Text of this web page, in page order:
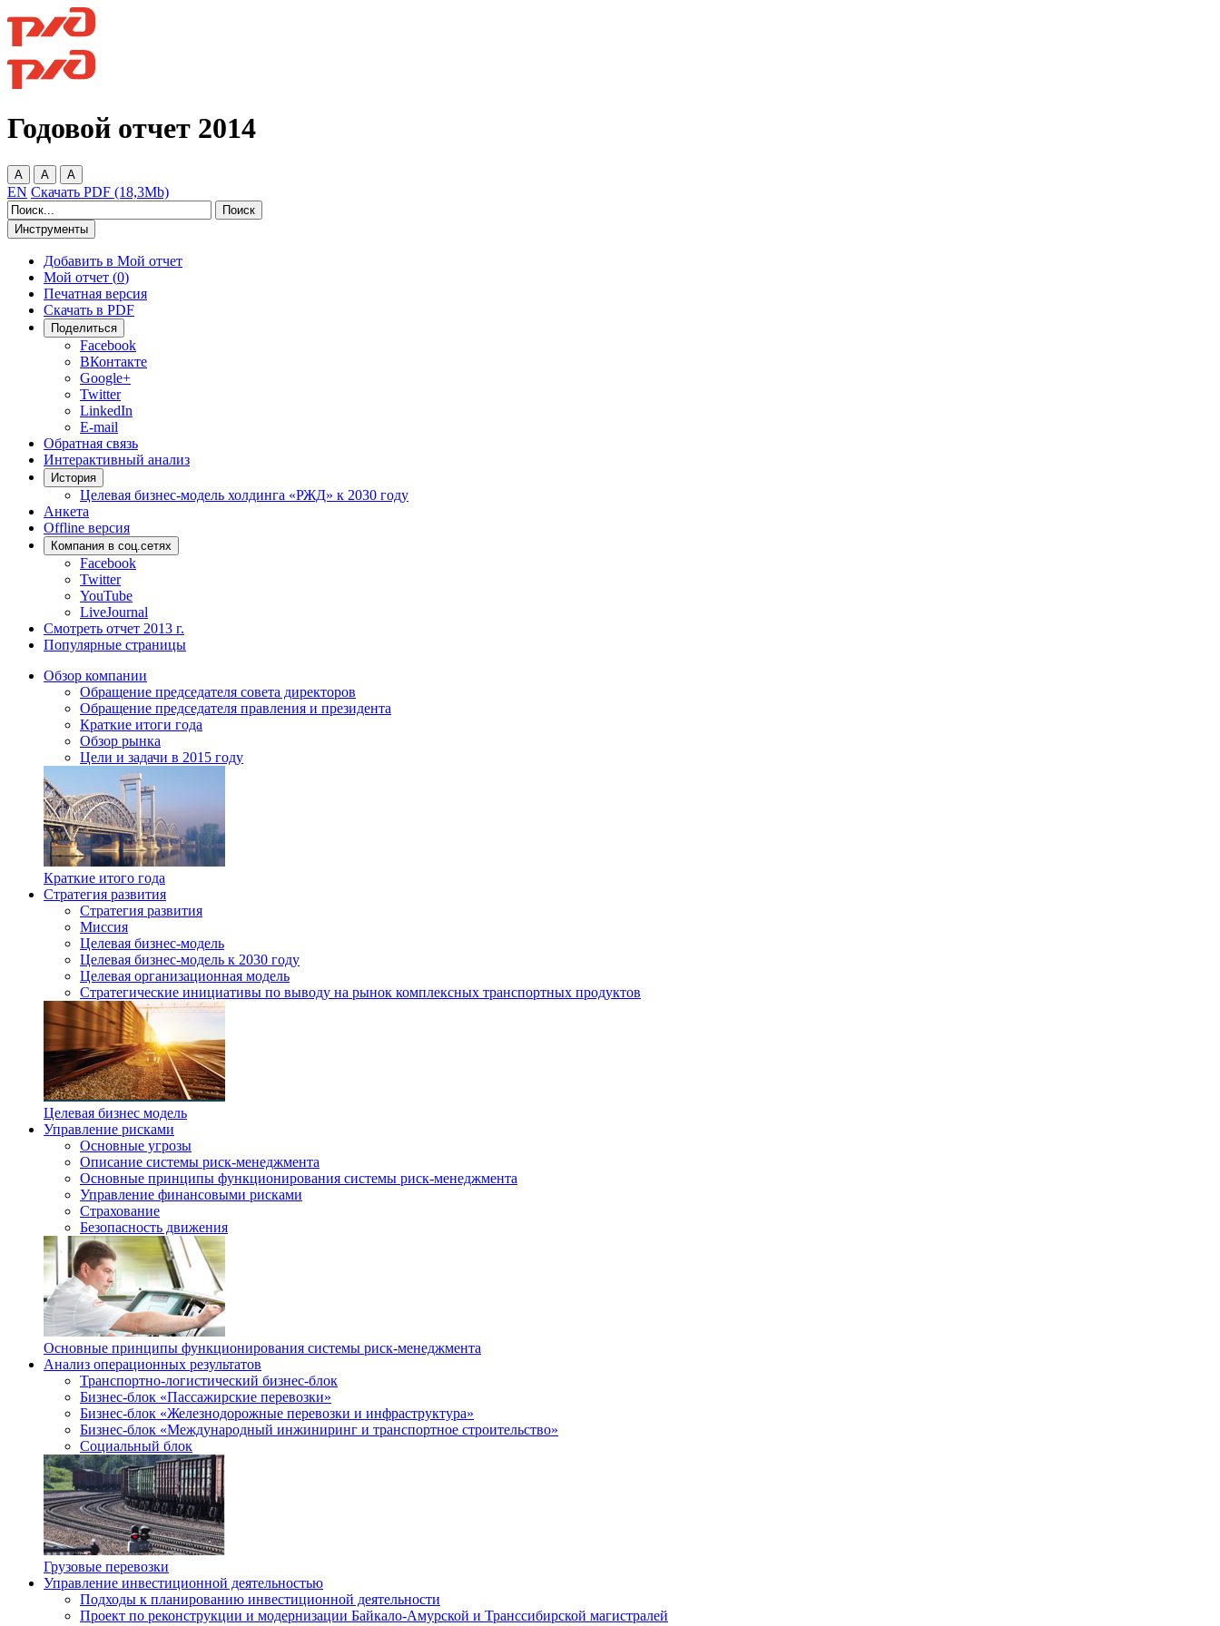
Годовой отчет 2014
A A A
EN Скачать PDF (18,3Mb)
Инструменты
Добавить в Мой отчет
Мой отчет (0)
Печатная версия
Скачать в PDF
Поделиться
Facebook
ВКонтакте
Google+
Twitter
LinkedIn
E-mail
Обратная связь
Интерактивный анализ
История
Целевая бизнес-модель холдинга «РЖД» к 2030 году
Анкета
Offline версия
Компания в соц.сетях
Facebook
Twitter
YouTube
LiveJournal
Смотреть отчет 2013 г.
Популярные страницы
Обзор компании
Обращение председателя совета директоров
Обращение председателя правления и президента
Краткие итоги года
Обзор рынка
Цели и задачи в 2015 году
Краткие итого года
Стратегия развития
Стратегия развития
Миссия
Целевая бизнес-модель
Целевая бизнес-модель к 2030 году
Целевая организационная модель
Стратегические инициативы по выводу на рынок комплексных транспортных продуктов
Целевая бизнес модель
Управление рисками
Основные угрозы
Описание системы риск-менеджмента
Основные принципы функционирования системы риск-менеджмента
Управление финансовыми рисками
Страхование
Безопасность движения
Основные принципы функционирования системы риск-менеджмента
Анализ операционных результатов
Транспортно-логистический бизнес-блок
Бизнес-блок «Пассажирские перевозки»
Бизнес-блок «Железнодорожные перевозки и инфраструктура»
Бизнес-блок «Международный инжиниринг и транспортное строительство»
Социальный блок
Грузовые перевозки
Управление инвестиционной деятельностью
Подходы к планированию инвестиционной деятельности
Проект по реконструкции и модернизации Байкало-Амурской и Транссибирской магистралей